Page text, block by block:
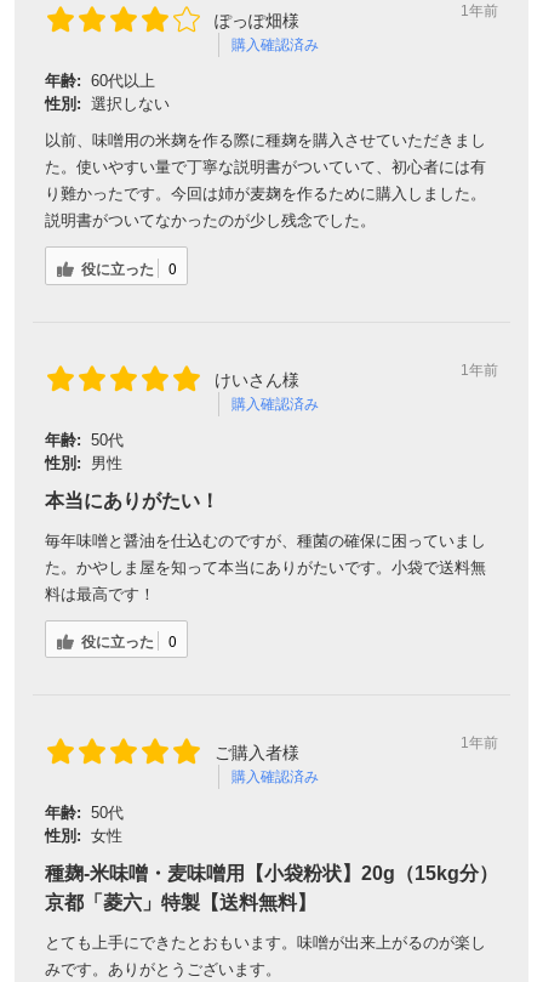
ぽっぽ畑様
購入確認済み
1年前
年齢: 60代以上
性別: 選択しない
以前、味噌用の米麹を作る際に種麹を購入させていただきまし
た。使いやすい量で丁寧な説明書がついていて、初心者には有
り難かったです。今回は姉が麦麹を作るために購入しました。
説明書がついてなかったのが少し残念でした。
役に立った 0
けいさん様
購入確認済み
1年前
年齢: 50代
性別:
男性
本当にありがたい！
毎年味噌と醤油を仕込むのですが、種菌の確保に困っていまし
た。かやしま屋を知って本当にありがたいです。小袋で送料無
料は最高です！
役に立った 0
ご購入者様
購入確認済み
1年前
年齢: 50代
性別: 女性
種麹-米味噌・麦味噌用【小袋粉状】20g（15kg分）
京都「菱六」特製【送料無料】
とても上手にできたとおもいます。味噌が出来上がるのが楽し
みです。ありがとうございます。